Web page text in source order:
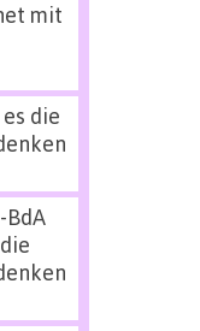
mit
die
BdA